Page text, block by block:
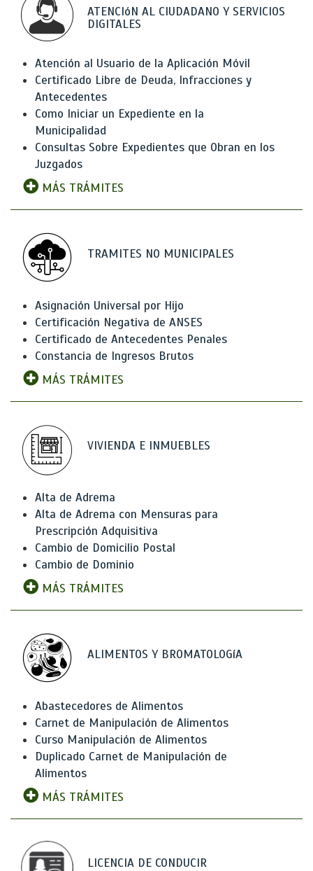
ATENCIóN AL CIUDADANO Y SERVICIOS
DIGITALES
Atención al Usuario de la Aplicación Móvil
Certificado Libre de Deuda, Infracciones y
Antecedentes
Como Iniciar un Expediente en la
Municipalidad
Consultas Sobre Expedientes que Obran en los
Juzgados
MÁS TRÁMITES
TRAMITES NO MUNICIPALES
Asignación Universal por Hijo
Certificación Negativa de ANSES
Certificado de Antecedentes Penales
Constancia de Ingresos Brutos
MÁS TRÁMITES
VIVIENDA E INMUEBLES
Alta de Adrema
Alta de Adrema con Mensuras para
Prescripción Adquisitiva
Cambio de Domicilio Postal
Cambio de Dominio
MÁS TRÁMITES
ALIMENTOS Y BROMATOLOGíA
Abastecedores de Alimentos
Carnet de Manipulación de Alimentos
Curso Manipulación de Alimentos
Duplicado Carnet de Manipulación de
Alimentos
MÁS TRÁMITES
LICENCIA DE CONDUCIR